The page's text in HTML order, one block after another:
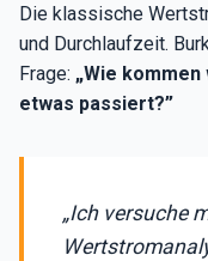
Die klassische
und Durchlaufzeit.
Frage: „Wie
etwas passiert?”
„Ich versuche